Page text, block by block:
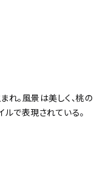
れ。風景は美しく、桃の
で表現されている。